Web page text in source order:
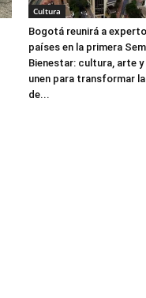
Cultura
Bogotá reunirá a
países en la primera
Bienestar: cultura, arte y
unen para transformar
de...